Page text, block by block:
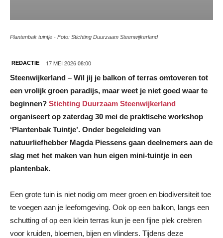
Plantenbak tuintje - Foto: Stichting Duurzaam Steenwijkerland
REDACTIE 17 MEI 2026 08:00
Steenwijkerland – Wil jij je balkon of terras omtoveren tot
een vrolijk groen paradijs, maar weet je niet goed waar te
beginnen? Stichting Duurzaam Steenwijkerland
organiseert op zaterdag 30 mei de praktische workshop
‘Plantenbak Tuintje’. Onder begeleiding van
natuurliefhebber Magda Piessens gaan deelnemers aan de
slag met het maken van hun eigen mini-tuintje in een
plantenbak.
Een grote tuin is niet nodig om meer groen en biodiversiteit toe
te voegen aan je leefomgeving. Ook op een balkon, langs een
schutting of op een klein terras kun je een fijne plek creëren
voor kruiden, bloemen, bijen en vlinders. Tijdens deze